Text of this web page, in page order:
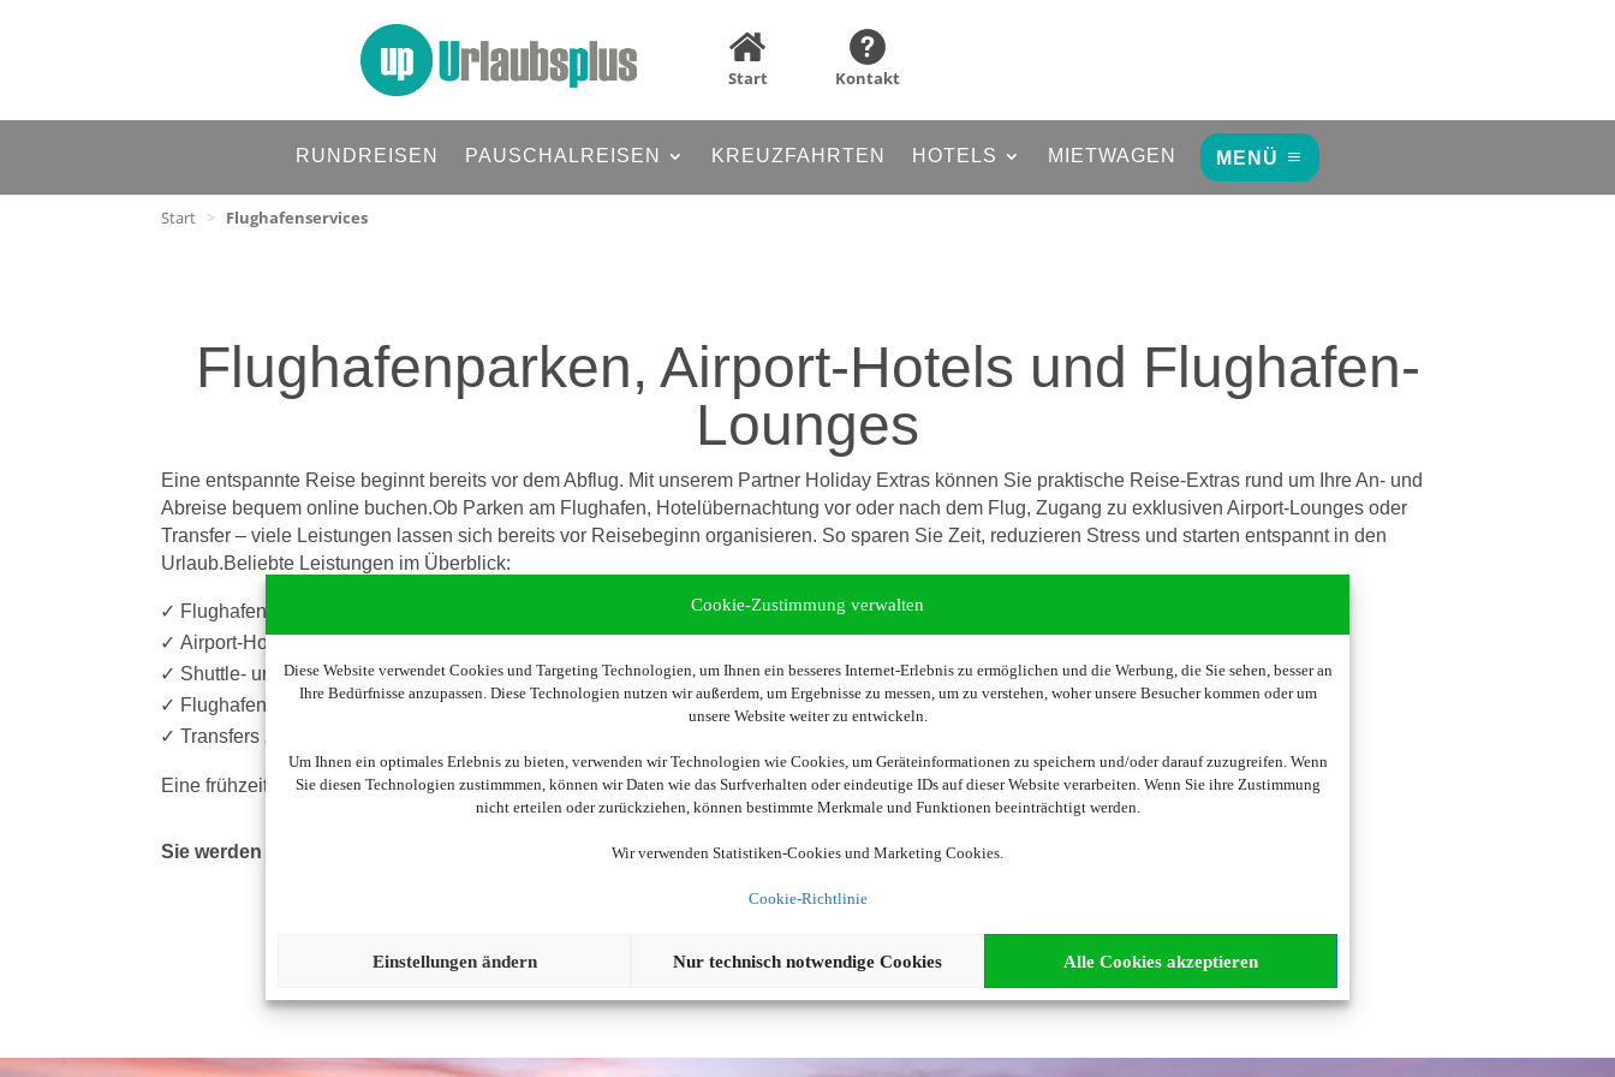
Cookie-Zustimmung verwalten
Diese Website verwendet Cookies und Targeting Technologien, um Ihnen ein besseres Internet-Erlebnis zu ermöglichen und die Werbung, die Sie sehen, besser an
Ihre Bedürfnisse anzupassen. Diese Technologien nutzen wir außerdem, um Ergebnisse zu messen, um zu verstehen, woher unsere Besucher kommen oder um
unsere Website weiter zu entwickeln.
Um Ihnen ein optimales Erlebnis zu bieten, verwenden wir Technologien wie Cookies, um Geräteinformationen zu speichern und/oder darauf zuzugreifen. Wenn
Sie diesen Technologien zustimmmen, können wir Daten wie das Surfverhalten oder eindeutige IDs auf dieser Website verarbeiten. Wenn Sie ihre Zustimmung
nicht erteilen oder zurückziehen, können bestimmte Merkmale und Funktionen beeinträchtigt werden.
Wir verwenden Statistiken-Cookies und Marketing Cookies.
Cookie-Richtlinie
Alle Cookies akzeptieren
Nur technisch notwendige Cookies
Einstellungen ändern
Start Kontakt
RUNDREISEN PAUSCHALREISEN KREUZFAHRTEN HOTELS MIETWAGEN MENÜ
Start > Flughafenservices
Flughafenparken, Airport-Hotels und Flughafen-
Lounges
Eine entspannte Reise beginnt bereits vor dem Abflug. Mit unserem Partner Holiday Extras können Sie praktische Reise-Extras rund um Ihre An- und
Abreise bequem online buchen.Ob Parken am Flughafen, Hotelübernachtung vor oder nach dem Flug, Zugang zu exklusiven Airport-Lounges oder
Transfer – viele Leistungen lassen sich bereits vor Reisebeginn organisieren. So sparen Sie Zeit, reduzieren Stress und starten entspannt in den
Urlaub.Beliebte Leistungen im Überblick:
Flughafenparkplätze an zahlreichen Flughäfen in Deutschland und Europa
Airport-Hotels – auf Wunsch inklusive Parken
Shuttle- und Valet-Parking-Angebote
Flughafen-Lounges für einen angenehmen Aufenthalt vor dem Abflug
Transfers zwischen Flughafen, Hotel und Reiseziel
Eine frühzeitige Buchung bietet häufig eine größere Auswahl und sichert günstige Preise.
Sie werden nun auf die Seite unseres Partners Holiday Extras weitergeleitet.